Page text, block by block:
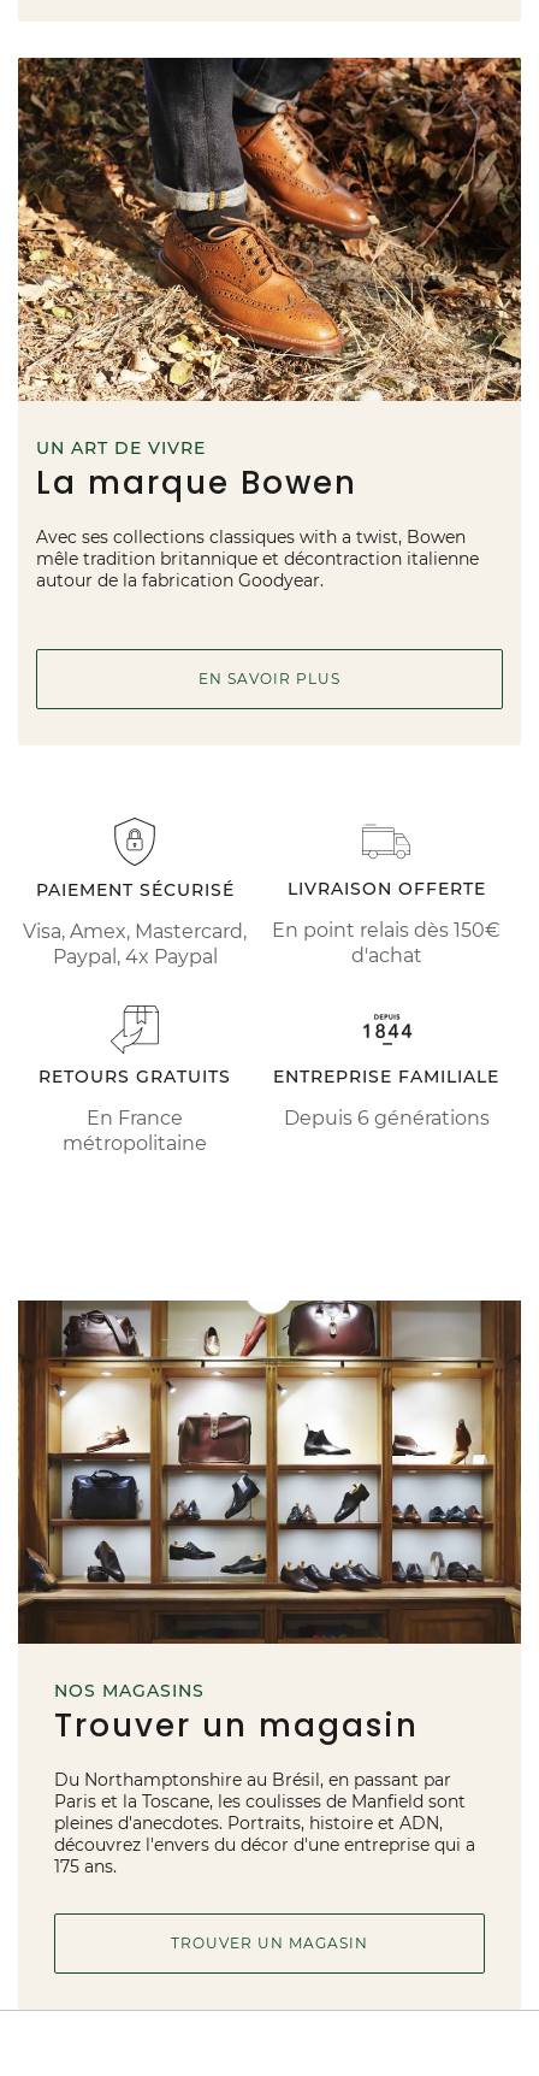
UN ART DE VIVRE
La marque Bowen
Avec ses collections classiques with a twist, Bowen
mêle tradition britannique et décontraction italienne
autour de la fabrication Goodyear.
EN SAVOIR PLUS
PAIEMENT SÉCURISÉ
Visa, Amex, Mastercard,
Paypal, 4x Paypal
LIVRAISON OFFERTE
En point relais dès 150€
d'achat
RETOURS GRATUITS
En France
métropolitaine
ENTREPRISE FAMILIALE
Depuis 6 générations
NOS MAGASINS
Trouver un magasin
Du Northamptonshire au Brésil, en passant par
Paris et la Toscane, les coulisses de Manfield sont
pleines d'anecdotes. Portraits, histoire et ADN,
découvrez l'envers du décor d'une entreprise qui a
175 ans.
TROUVER UN MAGASIN